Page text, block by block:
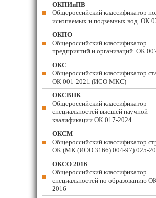
ОКПИиПВ
Общероссийский классификатор
ископаемых и подземных вод. ОК
ОКПО
Общероссийский классификатор
предприятий и организаций. ОК
ОКС
Общероссийский классификатор
ОК 001-2021 (ИСО МКС)
ОКСВНК
Общероссийский классификатор
специальностей высшей научной
квалификации ОК 017-2024
ОКСМ
Общероссийский классификатор
ОК (МК (ИСО 3166) 004-97) 025-
ОКСО 2016
Общероссийский классификатор
специальностей по образованию
2016